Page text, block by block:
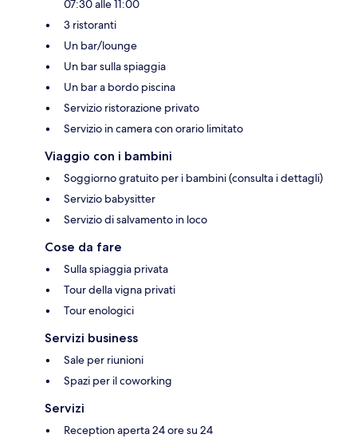
07:30 alle 11:00
3 ristoranti
Un bar/lounge
Un bar sulla spiaggia
Un bar a bordo piscina
Servizio ristorazione privato
Servizio in camera con orario limitato
Viaggio con i bambini
Soggiorno gratuito per i bambini (consulta i dettagli)
Servizio babysitter
Servizio di salvamento in loco
Cose da fare
Sulla spiaggia privata
Tour della vigna privati
Tour enologici
Servizi business
Sale per riunioni
Spazi per il coworking
Servizi
Reception aperta 24 ore su 24